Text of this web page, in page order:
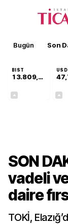
Bugün Son
BIST
13.809,07
USD
SON
vadeli
daire
TOKİ,